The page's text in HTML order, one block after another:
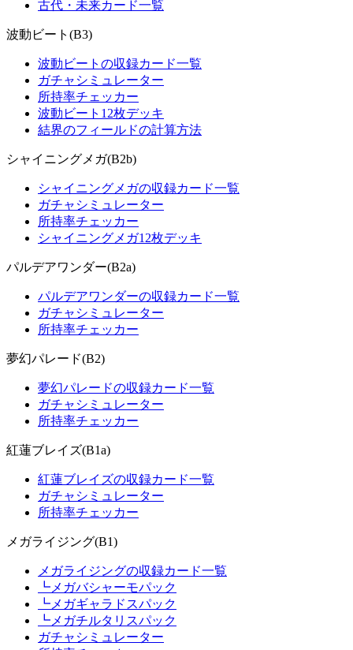
古代・未来カード一覧
波動ビート(B3)
波動ビートの収録カード一覧
ガチャシミュレーター
所持率チェッカー
波動ビート12枚デッキ
結界のフィールドの計算方法
シャイニングメガ(B2b)
シャイニングメガの収録カード一覧
ガチャシミュレーター
所持率チェッカー
シャイニングメガ12枚デッキ
パルデアワンダー(B2a)
パルデアワンダーの収録カード一覧
ガチャシミュレーター
所持率チェッカー
夢幻パレード(B2)
夢幻パレードの収録カード一覧
ガチャシミュレーター
所持率チェッカー
紅蓮ブレイズ(B1a)
紅蓮ブレイズの収録カード一覧
ガチャシミュレーター
所持率チェッカー
メガライジング(B1)
メガライジングの収録カード一覧
┗メガバシャーモパック
┗メガギャラドスパック
┗メガチルタリスパック
ガチャシミュレーター